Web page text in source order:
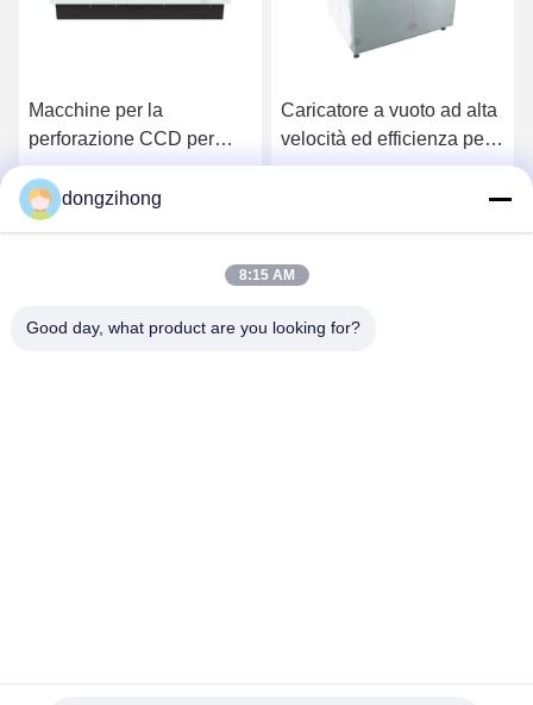
Macchine per la
perforazione CCD per
prodotti a base di PCB ad
alta precisione
Caricatore a vuoto ad alta
velocità ed efficienza per
luci a LED
dongzihong
8:15 AM
Good day, what product are you looking for?